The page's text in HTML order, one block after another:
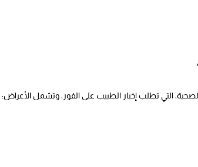
التي تطلب إخبار الطبيب على الفور، وتشمل الأعراض: